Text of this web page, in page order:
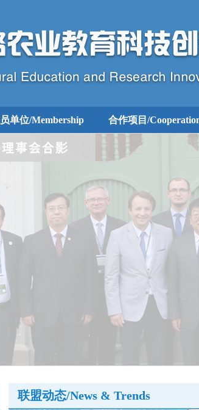
单位/Membership 合作项目/
联盟动态/News & Trends